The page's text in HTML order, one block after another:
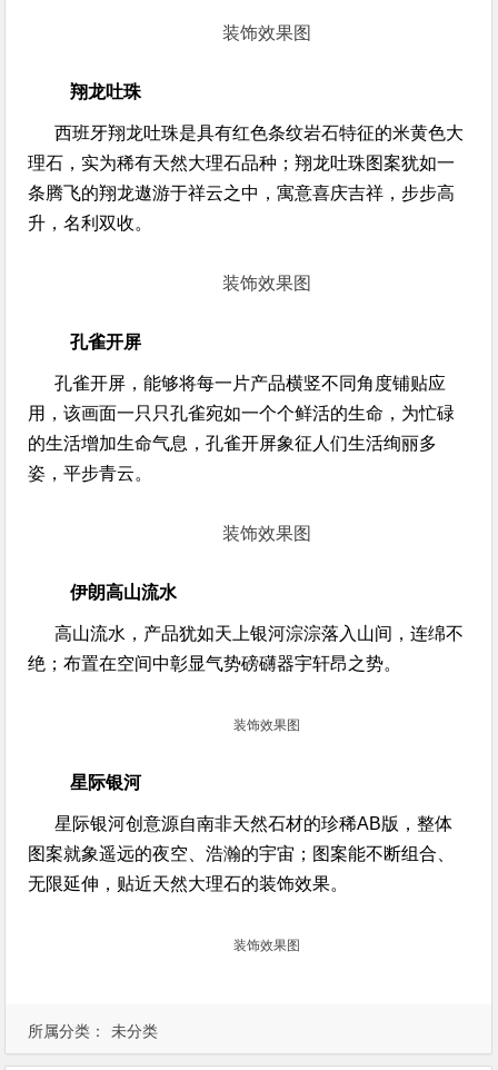
所属分类： 未分类
装饰效果图
翔龙吐珠
西班牙翔龙吐珠是具有红色条纹岩石特征的米黄色大
理石，实为稀有天然大理石品种；翔龙吐珠图案犹如一
条腾飞的翔龙遨游于祥云之中，寓意喜庆吉祥，步步高
升，名利双收。
装饰效果图
孔雀开屏
孔雀开屏，能够将每一片产品横竖不同角度铺贴应
用，该画面一只只孔雀宛如一个个鲜活的生命，为忙碌
的生活增加生命气息，孔雀开屏象征人们生活绚丽多
姿，平步青云。
装饰效果图
伊朗高山流水
高山流水，产品犹如天上银河淙淙落入山间，连绵不
绝；布置在空间中彰显气势磅礴器宇轩昂之势。
装饰效果图
星际银河
星际银河创意源自南非天然石材的珍稀AB版，整体
图案就象遥远的夜空、浩瀚的宇宙；图案能不断组合、
无限延伸，贴近天然大理石的装饰效果。
装饰效果图